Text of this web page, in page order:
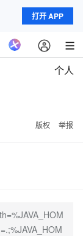
打开 APP
个人
版权 举报